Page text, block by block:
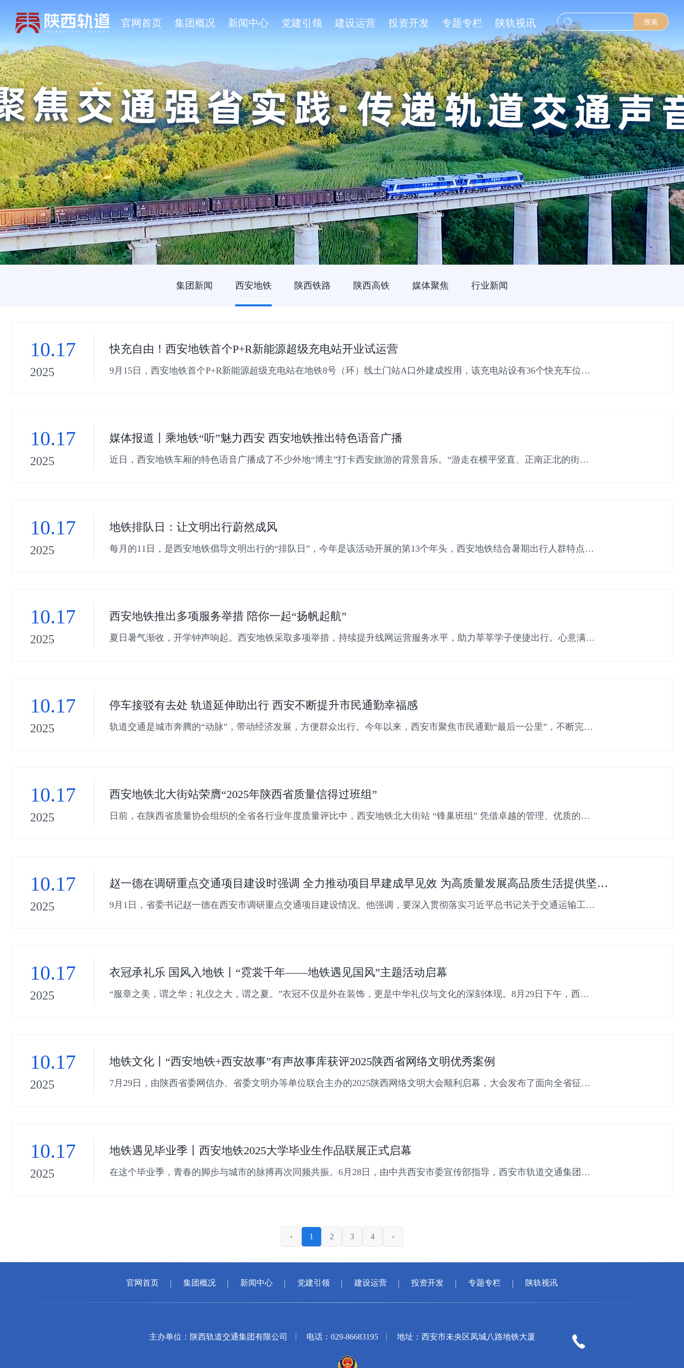
搜索
官网首页 集团概况 新闻中心 党建引领 建设运营 投资开发 专题专栏 陕轨视讯
集团新闻 西安地铁 陕西铁路 陕西高铁 媒体聚焦 行业新闻
10.17
2025
快充自由！西安地铁首个P+R新能源超级充电站开业试运营
9月15日，西安地铁首个P+R新能源超级充电站在地铁8号（环）线土门站A口外建成投用，该充电站设有36个快充车位和3
10.17
2025
媒体报道丨乘地铁“听”魅力西安 西安地铁推出特色语音广播
近日，西安地铁车厢的特色语音广播成了不少外地“博主”打卡西安旅游的背景音乐。“游走在横平竖直、正南正北的街
10.17
2025
地铁排队日：让文明出行蔚然成风
每月的11日，是西安地铁倡导文明出行的“排队日”，今年是该活动开展的第13个年头，西安地铁结合暑期出行人群特点，
10.17
2025
西安地铁推出多项服务举措 陪你一起“扬帆起航”
夏日暑气渐收，开学钟声响起。西安地铁采取多项举措，持续提升线网运营服务水平，助力莘莘学子便捷出行。心意满
10.17
2025
停车接驳有去处 轨道延伸助出行 西安不断提升市民通勤幸福感
轨道交通是城市奔腾的“动脉”，带动经济发展，方便群众出行。今年以来，西安市聚焦市民通勤“最后一公里”，不断完善
10.17
2025
西安地铁北大街站荣膺“2025年陕西省质量信得过班组”
日前，在陕西省质量协会组织的全省各行业年度质量评比中，西安地铁北大街站 “锋巢班组” 凭借卓越的管理、优质的服
10.17
2025
赵一德在调研重点交通项目建设时强调 全力推动项目早建成早见效 为高质量发展高品质生活提供坚实
支撑
9月1日，省委书记赵一德在西安市调研重点交通项目建设情况。他强调，要深入贯彻落实习近平总书记关于交通运输工作
10.17
2025
衣冠承礼乐 国风入地铁丨“霓裳千年——地铁遇见国风”主题活动启幕
“服章之美，谓之华；礼仪之大，谓之夏。”衣冠不仅是外在装饰，更是中华礼仪与文化的深刻体现。8月29日下午，西安
10.17
2025
地铁文化丨“西安地铁+西安故事”有声故事库获评2025陕西省网络文明优秀案例
7月29日，由陕西省委网信办、省委文明办等单位联合主办的2025陕西网络文明大会顺利启幕，大会发布了面向全省征集
10.17
2025
地铁遇见毕业季丨西安地铁2025大学毕业生作品联展正式启幕
在这个毕业季，青春的脚步与城市的脉搏再次同频共振。6月28日，由中共西安市委宣传部指导，西安市轨道交通集团主
‹ 1 2 3 4 ›
官网首页 集团概况 新闻中心 党建引领 建设运营 投资开发 专题专栏 陕轨视讯
主办单位：陕西轨道交通集团有限公司 电话：029-86683195 地址：西安市未央区凤城八路地铁大厦